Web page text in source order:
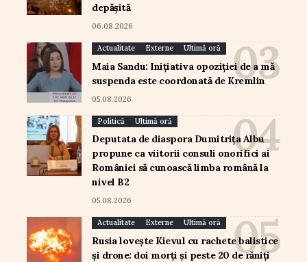
depășită
06.08.2026
Actualitate Externe Ultimă oră
Maia Sandu: Inițiativa opoziției de a mă
suspenda este coordonată de Kremlin
05.08.2026
Politică Ultimă oră
Deputata de diaspora Dumitrița Albu
propune ca viitorii consuli onorifici ai
României să cunoască limba română la
nivel B2
05.08.2026
Actualitate Externe Ultimă oră
Rusia lovește Kievul cu rachete balistice
și drone: doi morți și peste 20 de răniți